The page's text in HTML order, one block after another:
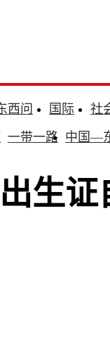
西问 国际
社
一带一路 中国—
生